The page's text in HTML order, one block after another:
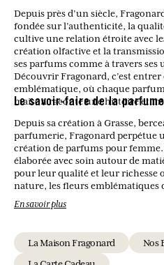
Depuis près d’un siècle,
fondée sur l’authenticité, la
cultive une relation étroite avec
création olfactive et la
ses parfums comme à travers
Découvrir Fragonard, c’est
emblématique, où chaque
maison raconte une histoire et
Le savoir-faire de la
Depuis sa création à Grasse,
parfumerie, Fragonard perpétue
création de parfums pour
élaborée avec soin autour de
pour leur qualité et leur richesse
nature, les fleurs emblématiques
rose, le jasmin ou la fleur
modernes pour donner naissance
proposer des parfums féminins à
fidèles à la tradition parfumée de
En savoir plus
La Maison Fragonard
Nos